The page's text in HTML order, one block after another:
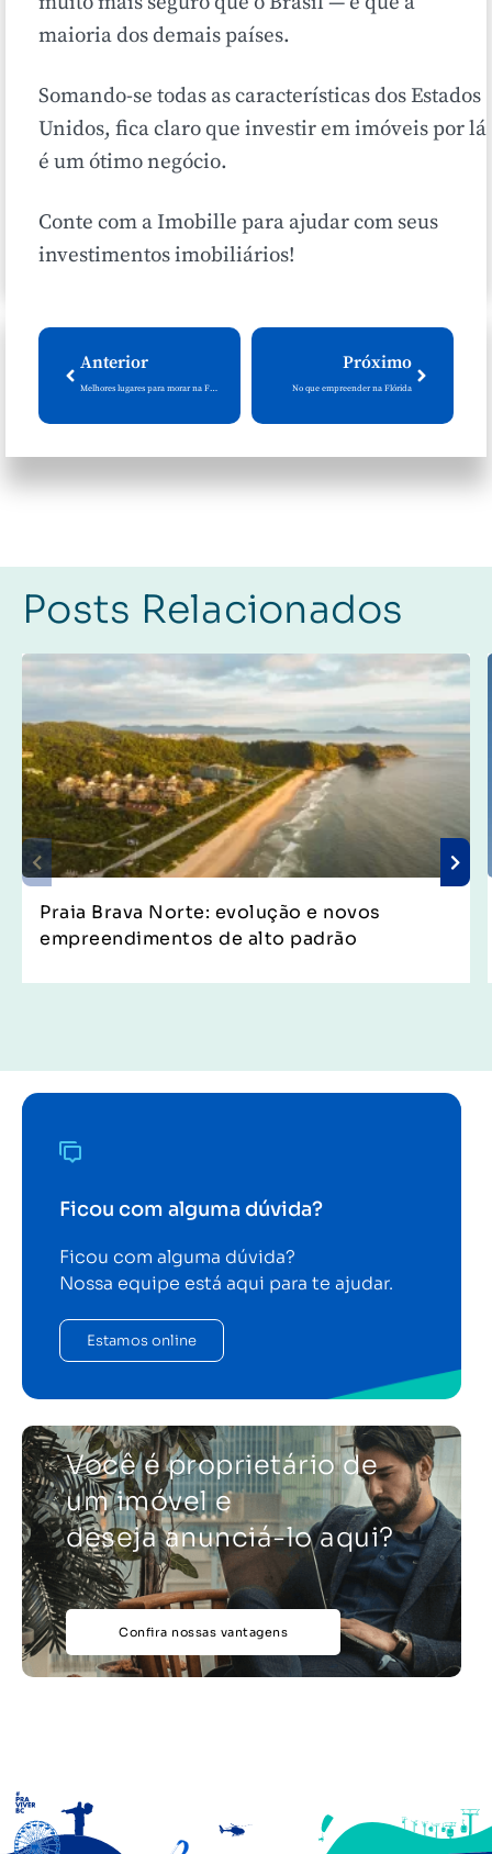
maioria dos demais países.
Somando-se todas as características dos Estados
Unidos, fica claro que investir em imóveis por lá
é um ótimo negócio.
Conte com a Imobille para ajudar com seus
investimentos imobiliários!
Anterior
Melhores lugares para morar na Flórida
Próximo
No que empreender na Flórida
Posts Relacionados
Praia Brava Norte: evolução e novos
empreendimentos de alto padrão
Ficou com alguma dúvida?
Ficou com alguma dúvida?
Nossa equipe está aqui para te ajudar.
Estamos online
Você é proprietário de
um imóvel e
deseja anunciá-lo aqui?
Confira nossas vantagens